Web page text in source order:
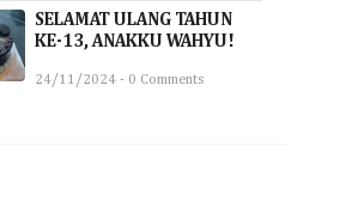
SELAMAT ULANG TAHUN
KE-13, ANAKKU WAHYU!
24/11/2024 - 0 Comments